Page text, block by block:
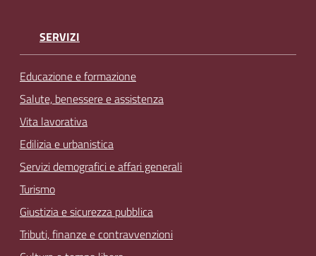
SERVIZI
Educazione e formazione
Salute, benessere e assistenza
Vita lavorativa
Edilizia e urbanistica
Servizi demografici e affari generali
Turismo
Giustizia e sicurezza pubblica
Tributi, finanze e contravvenzioni